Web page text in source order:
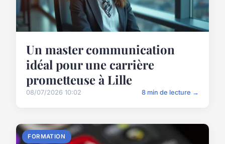
Un master communication
idéal pour une carrière
prometteuse à Lille
08/07/2026 10:02 8 min de lecture →
FORMATION